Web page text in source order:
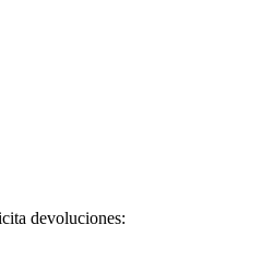
devoluciones: